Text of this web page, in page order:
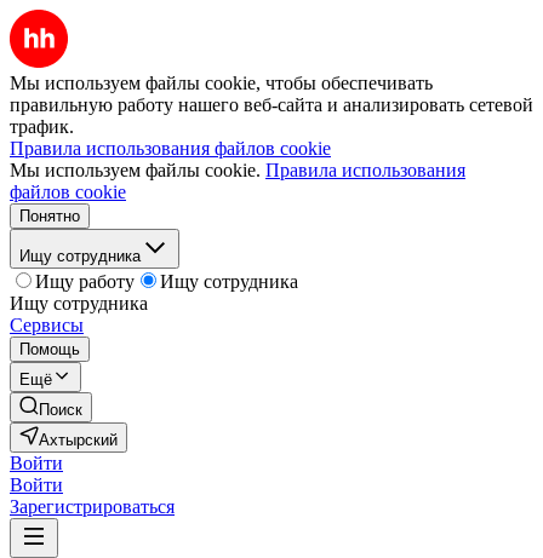
Мы используем файлы cookie, чтобы обеспечивать
правильную работу нашего веб-сайта и анализировать сетевой
трафик.
Правила использования файлов cookie
Мы используем файлы cookie. Правила использования
файлов cookie
Понятно
Ищу сотрудника
Ищу работу
Ищу сотрудника
Ищу сотрудника
Сервисы
Помощь
Ещё
Поиск
Ахтырский
Войти
Войти
Зарегистрироваться